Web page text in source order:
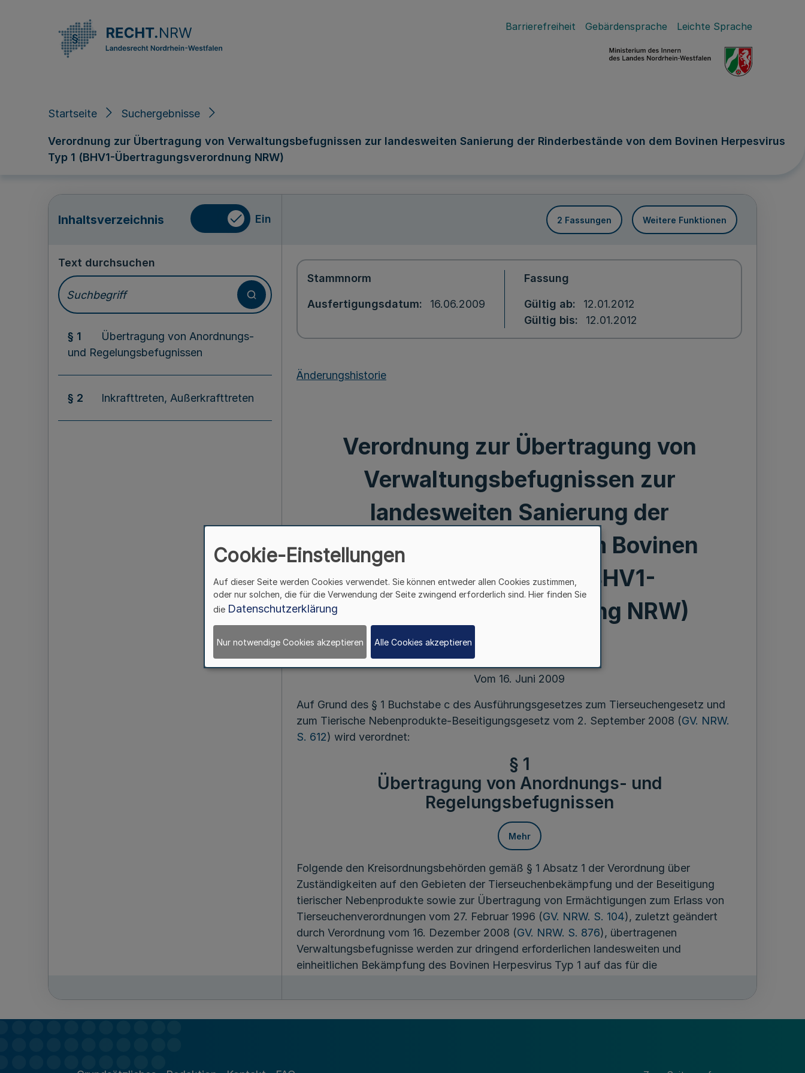
Barrierefreiheit Gebärdensprache Leichte Sprache
Startseite Suchergebnisse
Verordnung zur Übertragung von Verwaltungsbefugnissen zur landesweiten Sanierung der Rinderbestände von dem Bovinen Herpesvirus
Typ 1 (BHV1-Übertragungsverordnung NRW)
Inhaltsverzeichnis Ein 2 Fassungen Weitere Funktionen
Text durchsuchen
§ 1
Übertragung von Anordnungs-
und Regelungsbefugnissen
§ 2 Inkrafttreten, Außerkrafttreten
Stammnorm
Ausfertigungsdatum 16.06.2009
Fassung
Gültig ab
12.01.2012
Gültig bis
12.01.2012
Änderungshistorie
Verordnung zur Übertragung von
Verwaltungsbefugnissen zur
landesweiten Sanierung der
Rinderbestände von dem Bovinen
Herpesvirus Typ 1 (BHV1-
Übertragungsverordnung NRW)
Vom 16. Juni 2009
Auf Grund des § 1 Buchstabe c des Ausführungsgesetzes zum Tierseuchengesetz und
zum Tierische Nebenprodukte-Beseitigungsgesetz vom 2. September 2008 (GV. NRW.
S. 612) wird verordnet:
§ 1
Übertragung von Anordnungs- und
Regelungsbefugnissen
Mehr
Folgende den Kreisordnungsbehörden gemäß § 1 Absatz 1 der Verordnung über
Zuständigkeiten auf den Gebieten der Tierseuchenbekämpfung und der Beseitigung
tierischer Nebenprodukte sowie zur Übertragung von Ermächtigungen zum Erlass von
Tierseuchenverordnungen vom 27. Februar 1996 (GV. NRW. S. 104), zuletzt geändert
durch Verordnung vom 16. Dezember 2008 (GV. NRW. S. 876), übertragenen
Verwaltungsbefugnisse werden zur dringend erforderlichen landesweiten und
einheitlichen Bekämpfung des Bovinen Herpesvirus Typ 1 auf das für die
vor einer Infektion mit dem Bovinen Herpesvirus Typ 1 (BHV1-Verordnung) in der Fassung
Cookie-Einstellungen
Auf dieser Seite werden Cookies verwendet. Sie können entweder allen Cookies zustimmen,
oder nur solchen, die für die Verwendung der Seite zwingend erforderlich sind. Hier finden Sie
die Datenschutzerklärung
Nur notwendige Cookies akzeptieren Alle Cookies akzeptieren